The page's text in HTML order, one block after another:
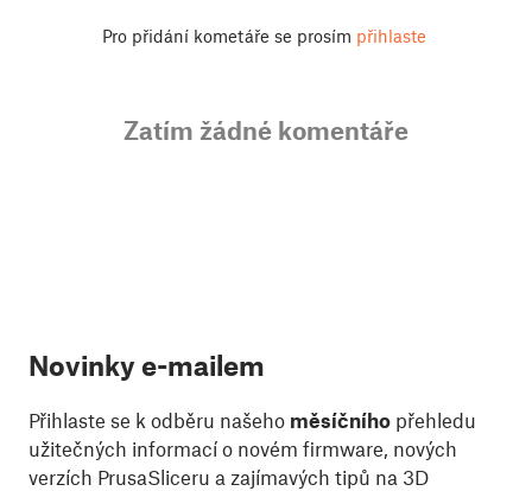
Pro přidání kometáře se prosím přihlaste
Zatím žádné komentáře
Novinky e-mailem
Přihlaste se k odběru našeho měsíčního přehledu
užitečných informací o novém firmware, nových
verzích PrusaSliceru a zajímavých tipů na 3D